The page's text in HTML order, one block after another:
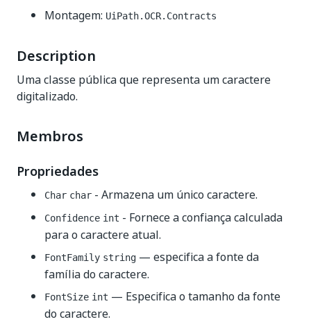
Montagem: UiPath.OCR.Contracts
Description
Uma classe pública que representa um caractere
digitalizado.
Membros
Propriedades
Char char - Armazena um único caractere.
Confidence int - Fornece a confiança calculada
para o caractere atual.
FontFamily string — especifica a fonte da
família do caractere.
FontSize int — Especifica o tamanho da fonte
do caractere.